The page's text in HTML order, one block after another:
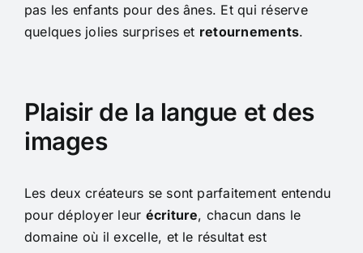
pas les enfants pour des ânes. Et qui réserve
quelques jolies surprises et retournements.
Plaisir de la langue et des
images
Les deux créateurs se sont parfaitement entendu
pour déployer leur écriture, chacun dans le
domaine où il excelle, et le résultat est